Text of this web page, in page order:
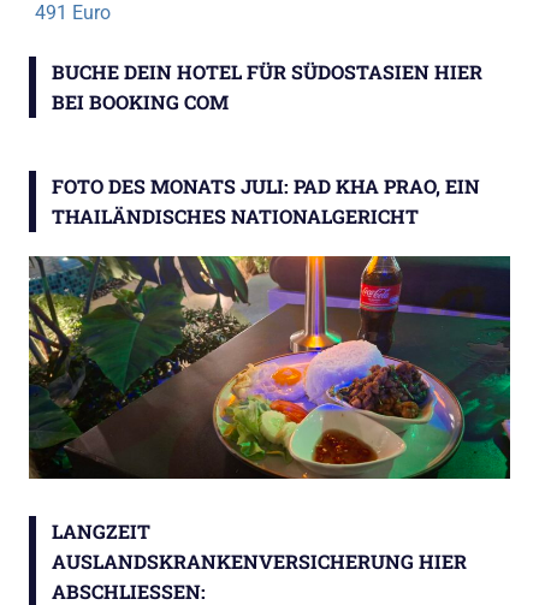
491 Euro
BUCHE DEIN HOTEL FÜR SÜDOSTASIEN HIER
BEI BOOKING COM
FOTO DES MONATS JULI: PAD KHA PRAO, EIN
THAILÄNDISCHES NATIONALGERICHT
LANGZEIT
AUSLANDSKRANKENVERSICHERUNG HIER
ABSCHLIESSEN: